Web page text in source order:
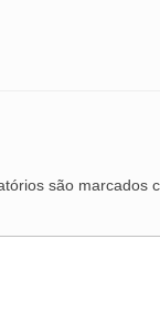
são marcados